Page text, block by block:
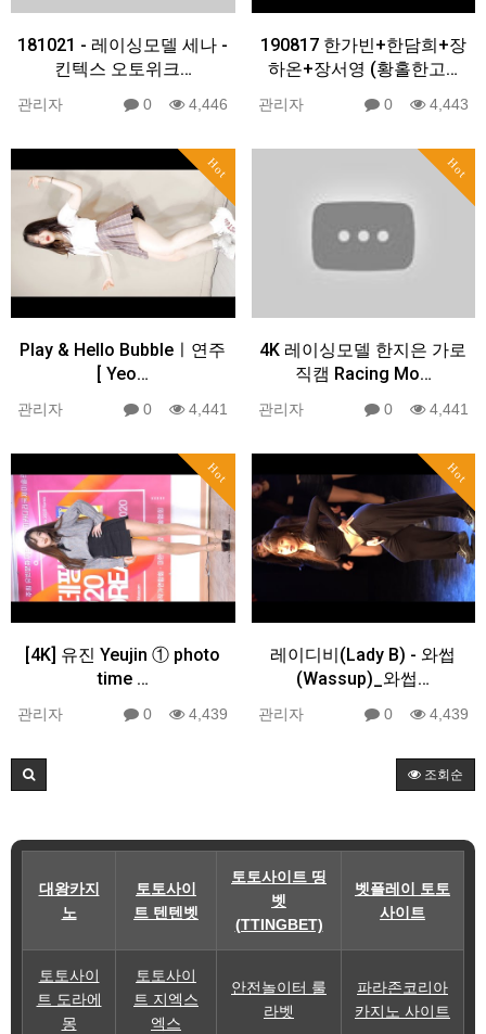
181021 - 레이싱모델 세나 -
킨텍스 오토위크…
관리자 0 4,446
190817 한가빈+한담희+장
하온+장서영 (황홀한고…
관리자 0 4,443
Hot
Play & Hello Bubbleㅣ연주
[ Yeo…
관리자 0 4,441
Hot
4K 레이싱모델 한지은 가로
직캠 Racing Mo…
관리자 0 4,441
Hot
[4K] 유진 Yeujin ① photo
time …
관리자 0 4,439
Hot
레이디비(Lady B) - 와썹
(Wassup)_와썹…
관리자 0 4,439
조회순
대왕카지
노
토토사이
트 텐텐벳
토토사이트 띵
벳
(TTINGBET)
벳플레이 토토
사이트
토토사이
트 도라에
몽
토토사이
트 지엑스
엑스
안전놀이터 룰
라벳
파라존코리아
카지노 사이트